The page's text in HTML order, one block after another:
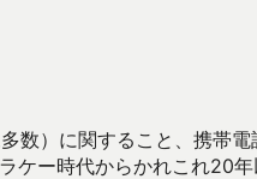
数）に関すること、携
ケー時代からかれこれ